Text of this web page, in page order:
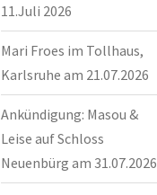
11.Juli 2026
Mari Froes im Tollhaus,
Karlsruhe am 21.07.2026
Ankündigung: Masou &
Leise auf Schloss
Neuenbürg am 31.07.2026